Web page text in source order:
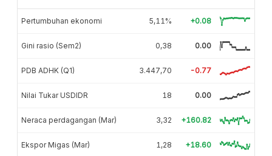
Pertumbuhan ekonomi 5,11% +0.08
Gini rasio (Sem2) 0,38 0.00
PDB ADHK (Q1) 3.447,70 -0.77
Nilai Tukar USDIDR 18 0.00
Neraca perdagangan (Mar) 3,32 +160.82
Ekspor Migas (Mar) 1,28 +18.60